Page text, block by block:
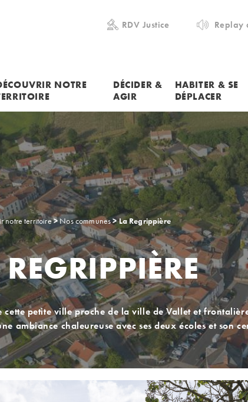
RDV Justice Replay
NOTRE
DÉCIDER &
AGIR
HABITER & SE
DÉPLACER
notre territoire>Nos communes>La Regrippière
cette petite ville proche de la ville de Vallet et
ambiance chaleureuse avec ses deux écoles et son